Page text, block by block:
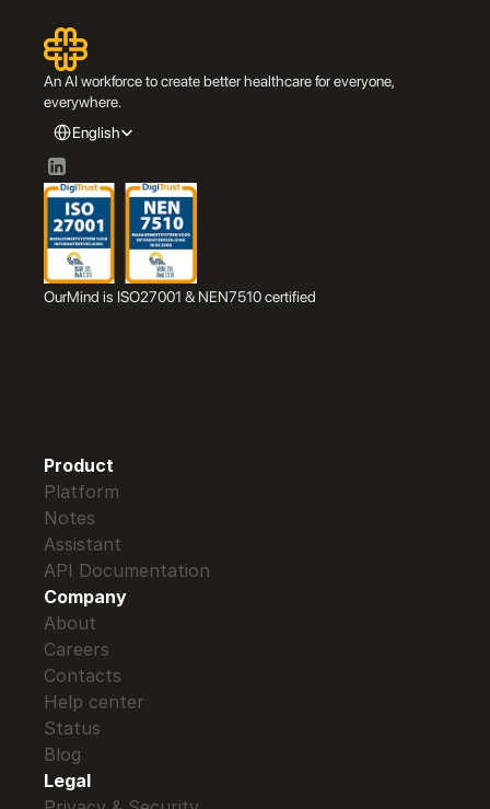
An AI workforce to create better healthcare for everyone,
everywhere.
English
OurMind is ISO27001 & NEN7510 certified
Product
Platform
Notes
Assistant
API Documentation
Company
About
Careers
Contacts
Help center
Status
Blog
Legal